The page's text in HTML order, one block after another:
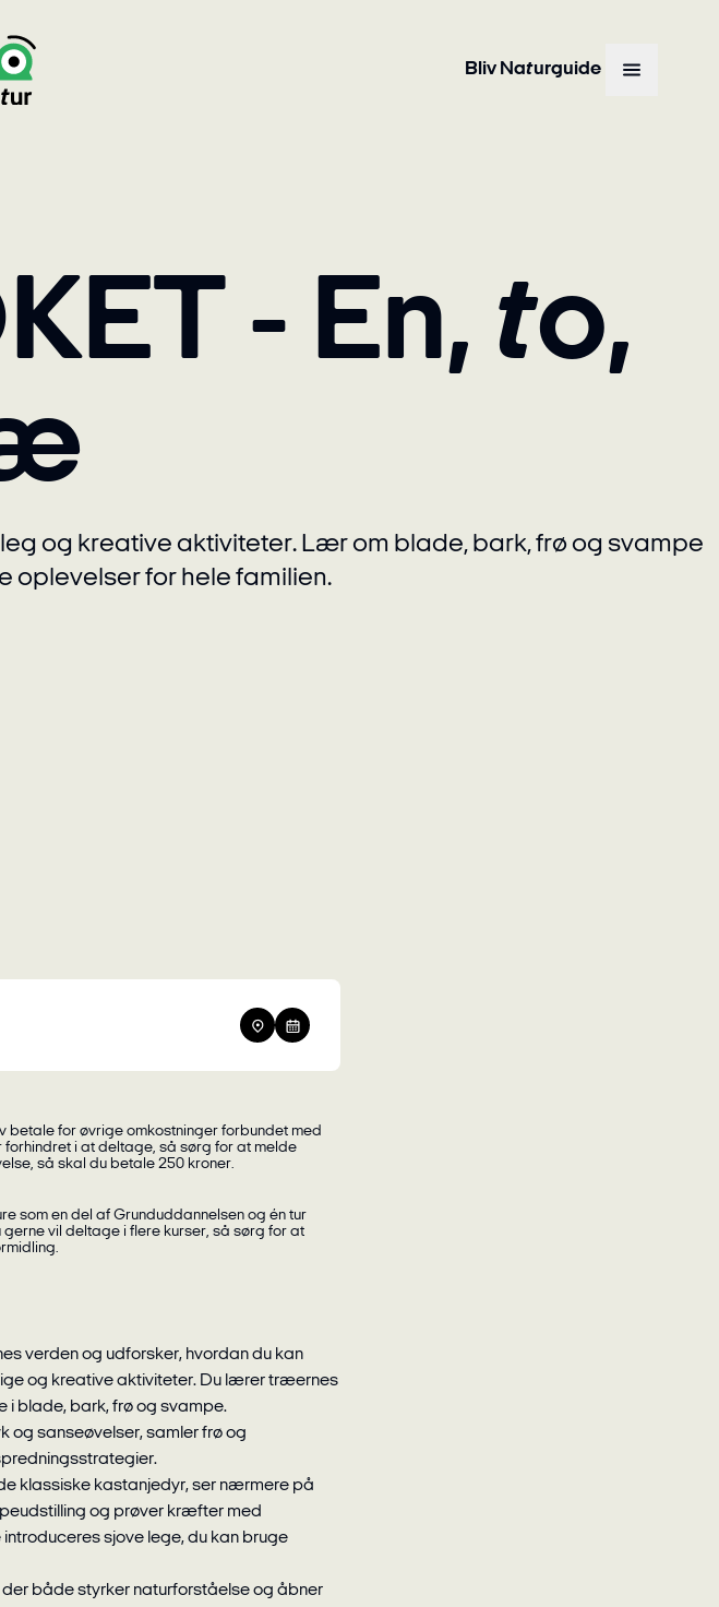
Bliv Naturguide
- En, to,
og kreative aktiviteter. Lær om blade, bark, frø og svampe
oplevelser for hele familien.
forhindret i at deltage, så sørg for at melde
så skal du betale 250 kroner.
vil deltage i flere kurser, så sørg for at
verden og udforsker, hvordan du kan
og kreative aktiviteter. Du lærer træernes
blade, bark, frø og svampe.
og sanseøvelser, samler frø og
klassiske kastanjedyr, ser nærmere på
og prøver kræfter med
sjove lege, du kan bruge
både styrker naturforståelse og åbner